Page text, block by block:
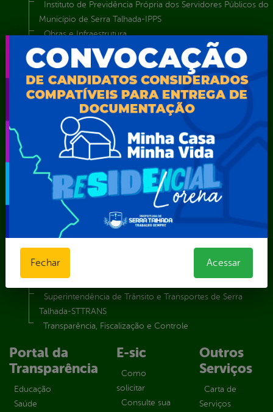
Instituto de Previdência Própria dos Servidores Públicos do
Município de Serra Talhada-IPPS
Obras e Infraestrutura
Procuradoria Geral do Município
Secretaria de Comunicação Social e Audiovisual
Secretaria de Desenvolvimento Econômico e Turismo
Secretaria de Iluminação Pública e Energia Elétrica
Secretaria Municipal da Mulher – SEMU
Secretaria Municipal de Administração – SAD
Secretaria Municipal de Agricultura e Recursos Hídricos –
SEMARH / Secretaria de Agricultura Familiar – SEMAF
Secretaria Municipal de Educação – SEST
Secretaria Municipal de Esporte e Lazer – SEMEL
Secretaria Municipal de Finanças – SECFIN
Secretaria Municipal de Governo – SEGOV
Secretaria Municipal de Meio Ambiente – SEMA
Secretaria Municipal de Planejamento e Gestão – SEPLAG
Secretaria Municipal de Saúde – SMS
Superintendência de Trânsito e Transportes de Serra
Talhada-STTRANS
Transparência, Fiscalização e Controle
Portal da
Transparência
Educação
Saúde
E-sic
Como
solicitar
Consulte sua
Outros
Serviços
Carta de
Serviços
Fechar Acessar